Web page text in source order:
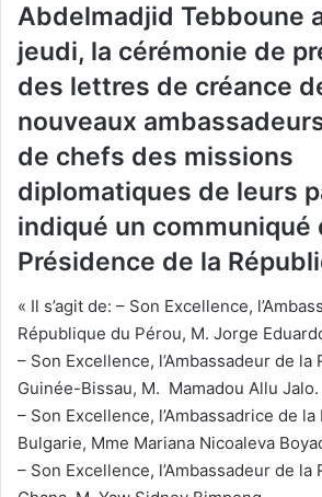
Abdelmadjid Tebboune
jeudi, la cérémonie de
des lettres de créance
nouveaux
de chefs des missions
diplomatiques de leurs
indiqué un communiqué
Présidence de la
« Il s’agit de: – Son Excellence,
République du Pérou, M. Jorge
– Son Excellence, l’Ambassadeur de la
Guinée-Bissau, M. Mamadou Allu Jalo.
– Son Excellence, l’Ambassadrice de
Bulgarie, Mme Mariana Nicoaleva
– Son Excellence, l’Ambassadeur de la